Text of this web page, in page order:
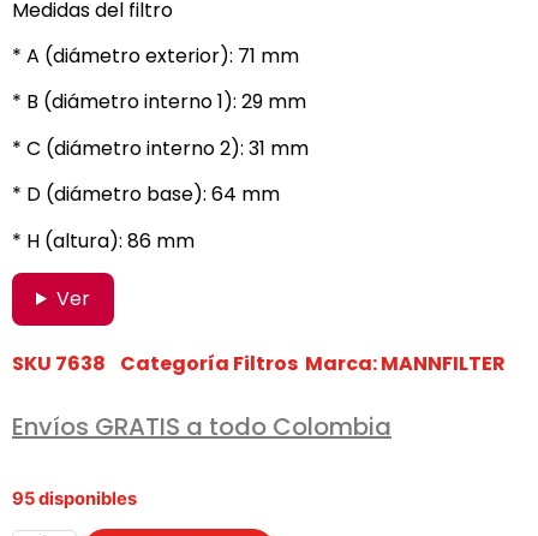
Medidas del filtro
* A (diámetro exterior): 71 mm
* B (diámetro interno 1): 29 mm
* C (diámetro interno 2): 31 mm
* D (diámetro base): 64 mm
* H (altura): 86 mm
Ver
SKU 7638 Categoría Filtros Marca:MANNFILTER
Envíos GRATIS a todo Colombia
95 disponibles